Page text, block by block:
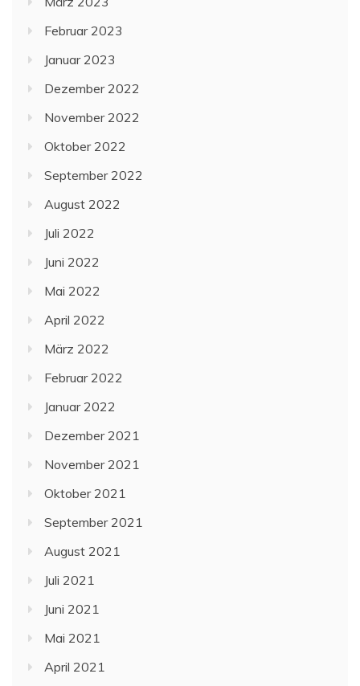
Februar 2023
Januar 2023
Dezember 2022
November 2022
Oktober 2022
September 2022
August 2022
Juli 2022
Juni 2022
Mai 2022
April 2022
März 2022
Februar 2022
Januar 2022
Dezember 2021
November 2021
Oktober 2021
September 2021
August 2021
Juli 2021
Juni 2021
Mai 2021
April 2021